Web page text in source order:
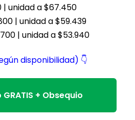
| unidad a $67.450
| unidad a $59.439
| unidad a $53.940
disponibilidad) 👇
GRATIS + Obsequio